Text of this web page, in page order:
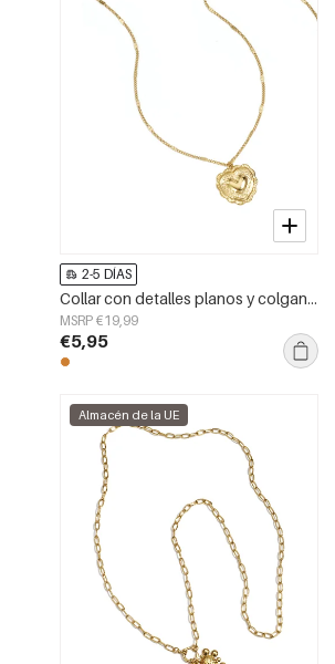
2-5 DÍAS
Collar con detalles planos y colgante grande.
MSRP €19,99
€5,95
Almacén de la UE